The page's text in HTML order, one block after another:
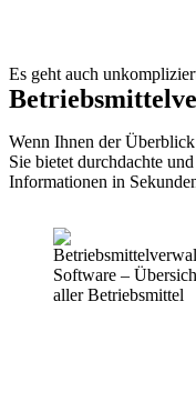
Es geht auch
Wenn Ihnen der
Sie bietet durchdachte
Informationen in